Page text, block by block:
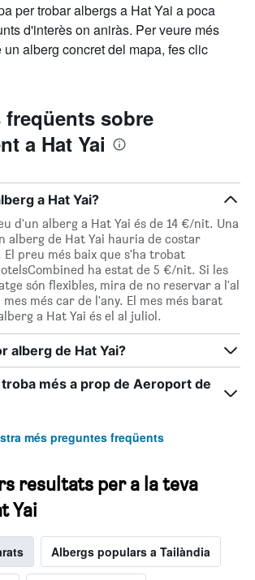
per trobar albergs a Hat Yai a poca
d'interès on aniràs. Per veure més
alberg concret del mapa, fes clic
freqüents sobre
a Hat Yai
a Hat Yai?
d'un alberg a Hat Yai és de 14 €/nit. Una
alberg de Hat Yai hauria de costar
El preu més baix que s'ha trobat
ha estat de 5 €/nit. Si les
són flexibles, mira de no reservar a l'al
mes més car de l'any. El mes més barat
a Hat Yai és el al juliol.
alberg de Hat Yai?
més a prop de Aeroport de
més preguntes freqüents
resultats per a la teva
Yai
Albergs populars a Tailàndia